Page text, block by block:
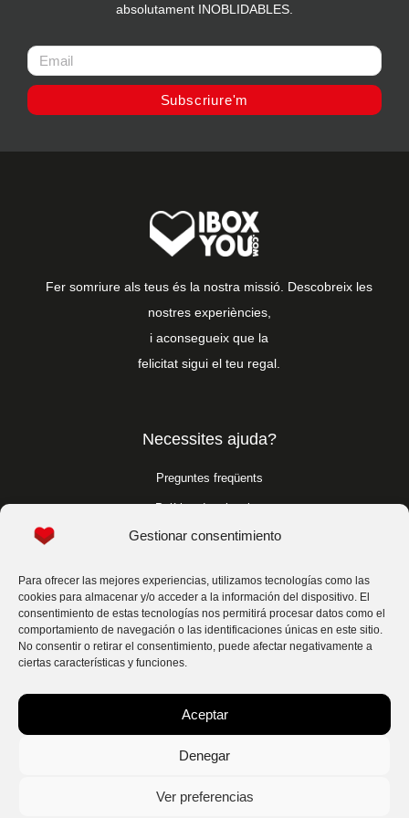
Gestionar consentimiento
Para ofrecer las mejores experiencias, utilizamos tecnologías como las
cookies para almacenar y/o acceder a la información del dispositivo. El
consentimiento de estas tecnologías nos permitirá procesar datos como el
comportamiento de navegación o las identificaciones únicas en este sitio.
No consentir o retirar el consentimiento, puede afectar negativamente a
ciertas características y funciones.
Aceptar
Denegar
Ver preferencias
absolutament INOBLIDABLES.
Subscriure'm
Fer somriure als teus és la nostra missió. Descobreix les
nostres experiències,
i aconsegueix que la
felicitat sigui el teu regal.
Necessites ajuda?
Preguntes freqüents
Política de privacitat
Política de cookies
Per a professionals
Per a professionals
Segueix-nos